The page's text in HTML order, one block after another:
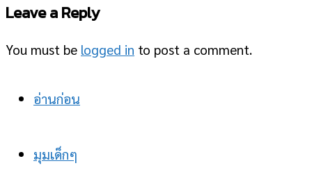
Leave a Reply
You must be logged in to post a comment.
อ่านก่อน
มุมเด็กๆ